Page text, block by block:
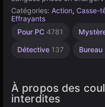
Catégories: Action, Casse-
Effrayants
Pour PC 4781
Détective 137 Bureau
Indépendants
Haute
3569
Russes
Navigateur
Construct
Jeux
38
À propos des
interdites